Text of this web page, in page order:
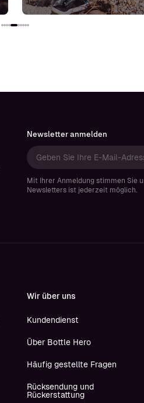
Newsletter anmelden
Mit Ihrer Anmeldung stimmen Sie
Newsletters ist jederzeit möglich.
Wir über uns
Kundendienst
Über Bottle Hero
Häufig gestellte Fragen
Rücksendung und
Rückerstattung